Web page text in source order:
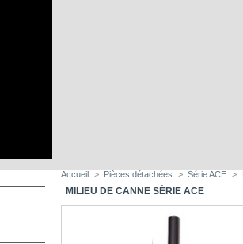
Accueil > Pièces détachées > Série ACE >
MILIEU DE CANNE SÉRIE ACE